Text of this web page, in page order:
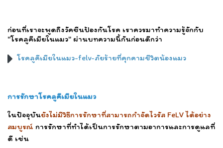
ก่อนที่เราจะพูดถึงวัคซีนป้องกันโรค เราควรมาทำความรู้จักกับ
"โรคลูคีเมียในแมว" ผ่านบทความนี้กันก่อนดีกว่า
โรคลูคีเมียในแมว-felv-ภัยร้ายที่คุกคามชีวิตน้องแมว
การรักษาโรคลูคีเมียในแมว
ในปัจจุบันยังไม่มีวิธีการรักษาที่สามารถกำจัดไวรัส FeLV ได้อย่าง
สมบูรณ์ การรักษาที่ทำได้เป็นการรักษาตามอาการและการดูแลที่
ดี เช่น